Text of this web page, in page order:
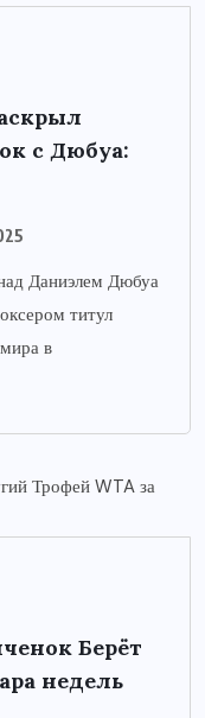
с Дюбуа:
Даниэлем Дюбуа
титул
в
Берёт
недель